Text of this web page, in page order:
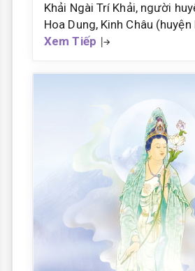
Khải Ngài Trí Khải, người
Hoa Dung, Kinh Châu (huyện
Xem Tiếp